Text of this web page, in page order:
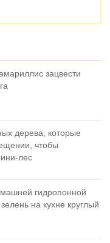
зацвести
дерева, которые
чтобы
лес
гидропонной
на кухне круглый